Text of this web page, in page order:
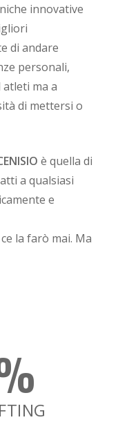
innovative
di andare
personali,
ma a
di mettersi o
è quella di
a qualsiasi
e
la farò mai. Ma